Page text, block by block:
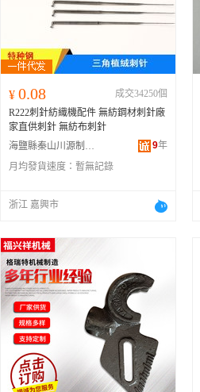
¥ 0.08
成交34250個
R222刺針紡織機配件 無紡鋼材刺針廠
家直供刺針 無紡布刺針
海鹽縣秦山川源制針廠
9年
月均發貨速度： 暫無記錄
浙江 嘉興市